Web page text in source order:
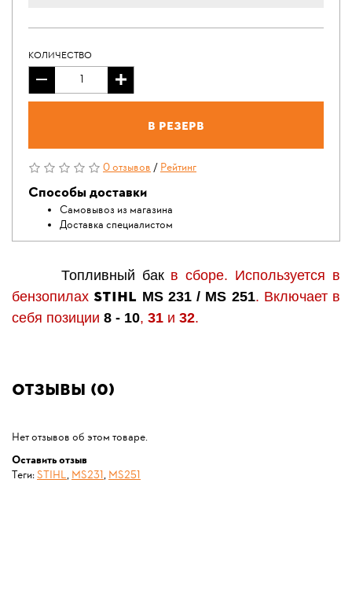
КОЛИЧЕСТВО
В резерв
0 отзывов/Рейтинг
Способы доставки
Самовывоз из магазина
Доставка специалистом
Топливный бакв сборе. Используется в
бензопилахSTIHL MS 231 / MS 251. Включает в
себя позиции 8 - 10, 31 и 32.
Отзывы (0)
Нет отзывов об этом товаре.
Оставить отзыв
Теги:STIHL,MS231,MS251